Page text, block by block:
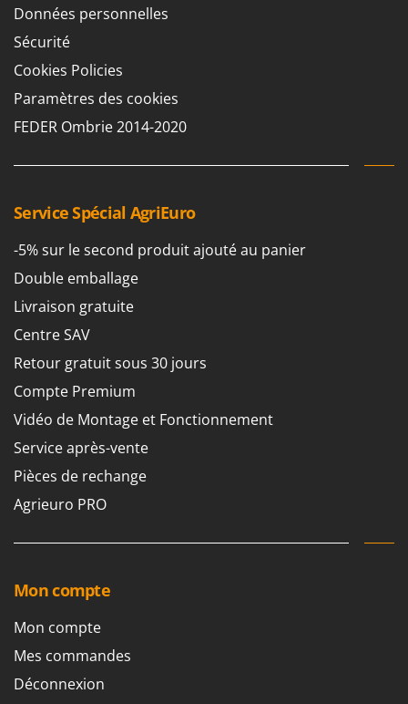
Scies alternatives à batterie
Scies de jardin télescopiques
Sécateurs électriques à batterie
Sécateurs et Échenilloirs manuels
Socs pour tracteur
Soufreuses - Poudreuses à dos
Soufreuses - Poudreuses pour tracteur
T
Taille-haies
Taille-haies à bras pour tracteur
Tarières
Tondeuses à Gazon
Tondeuses autoportées
Tondeuses débroussailleuses thermiques
Trancheuses
Trancheuses de sol
V
Vêtements de Sécurité
Vibroculteurs à tracteur
Intex
Italyco
ITM
J JOLLY ITALIA
K
Karcher
Kemper
Keter
KitchenAid
Komo
L
Laica
Lampacrescia - MGM
Landxcape
LAR Casalinghi
Lavor
Lotusgrill
M
M.A.I.BO.
Macom
Macte Ovens
Données personnelles
Sécurité
Cookies Policies
Paramètres des cookies
FEDER Ombrie 2014-2020
Service Spécial AgriEuro
-5% sur le second produit ajouté au panier
Double emballage
Livraison gratuite
Centre SAV
Retour gratuit sous 30 jours
Compte Premium
Vidéo de Montage et Fonctionnement
Service après-vente
Pièces de rechange
Agrieuro PRO
Mon compte
Mon compte
Mes commandes
Déconnexion